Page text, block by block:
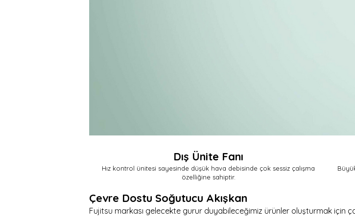
Dış Ünite Fanı
Hız kontrol ünitesi sayesinde düşük hava debisinde çok sessiz çalışma
özelliğine sahiptir.
Çevre Dostu Soğutucu Akışkan
Fujitsu markası gelecekte gurur duyabileceğimiz ürünler oluşturmak için